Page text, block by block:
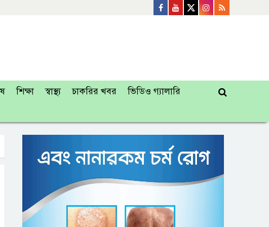
শিক্ষা স্বাস্থ্য চাকরির খবর
ভিডিও গ্যালারি